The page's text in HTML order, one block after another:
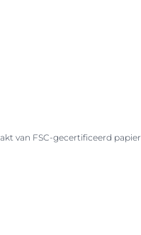
van FSC-gecertificeerd papier